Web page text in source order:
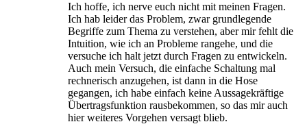
Ich hoffe, ich nerve euch nicht mit meinen Fragen.
Ich hab leider das Problem, zwar grundlegende
Begriffe zum Thema zu verstehen, aber mir fehlt die
Intuition, wie ich an Probleme rangehe, und die
versuche ich halt jetzt durch Fragen zu entwickeln.
Auch mein Versuch, die einfache Schaltung mal
rechnerisch anzugehen, ist dann in die Hose
gegangen, ich habe einfach keine Aussagekräftige
Übertragsfunktion rausbekommen, so das mir auch
hier weiteres Vorgehen versagt blieb.